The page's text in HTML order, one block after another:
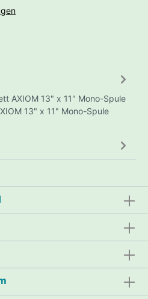
AXIOM 13" x 11" Mono-Spule
13" x 11" Mono-Spule